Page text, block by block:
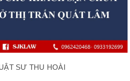
SƯ THU HOÀI